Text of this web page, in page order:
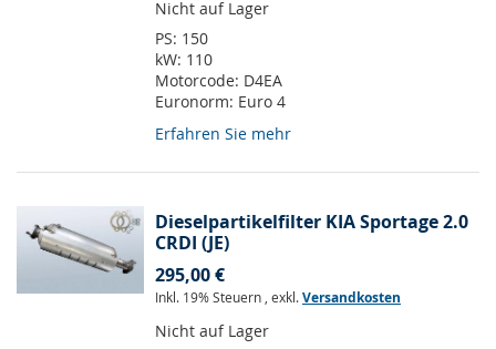
Nicht auf Lager
PS: 150
kW: 110
Motorcode: D4EA
Euronorm: Euro 4
Erfahren Sie mehr
Dieselpartikelfilter KIA Sportage 2.0
CRDI (JE)
295,00 €
Inkl. 19% Steuern , exkl.Versandkosten
Nicht auf Lager